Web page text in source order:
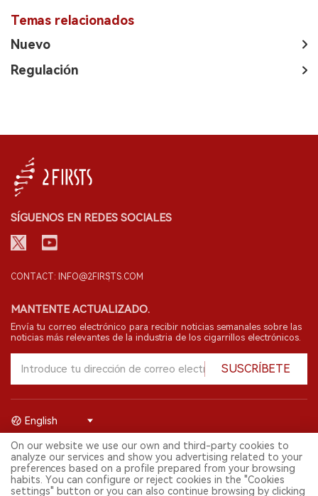
Temas relacionados
Nuevo
Regulación
SÍGUENOS EN REDES SOCIALES
CONTACT: INFO@2FIRSTS.COM
MANTENTE ACTUALIZADO.
Envía tu correo electrónico para recibir noticias semanales sobre las
noticias más relevantes de la industria de los cigarrillos electrónicos.
SUSCRÍBETE
© 2026 Shenzhen 2FIRSTS Technology Co.,Ltd. Todos los derechos
reservados.
2FIRSTS solo es accesible para profesionales de la industria,
investigadores, medios y otros profesionales. El acceso por menores
está prohibido.
English
On our website we use our own and third-party cookies to
analyze our services and show you advertising related to your
preferences based on a profile prepared from your browsing
habits. You can configure or reject cookies in the "Cookies
settings" button or you can also continue browsing by clicking